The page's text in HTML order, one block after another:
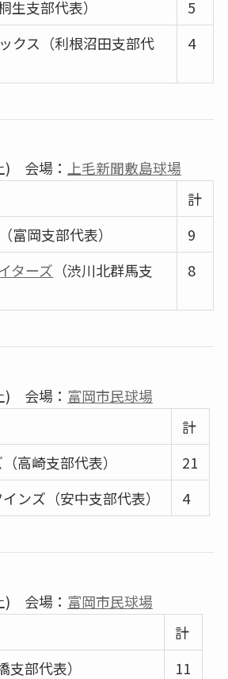
桐生支部代表）
5
クス（利根沼田支部代
4
) 会場： 上毛新聞敷島球場
計
富岡支部代表）
9
ターズ （渋川北群馬支
8
) 会場： 富岡市民球場
計
高崎支部代表）
21
ンズ（安中支部代表）
4
) 会場： 富岡市民球場
計
部代表）
11